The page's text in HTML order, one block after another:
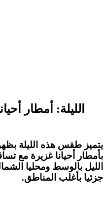
الليلة: أمطار
يتميز طقس هذه الليلة
بأمطار أحيانا غزيرة مع
الليل بالوسط ومحليا
جزئيا بأغلب المناطق.